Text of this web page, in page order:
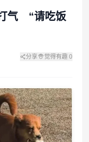
气 “请吃饭
分享 觉得有趣 0